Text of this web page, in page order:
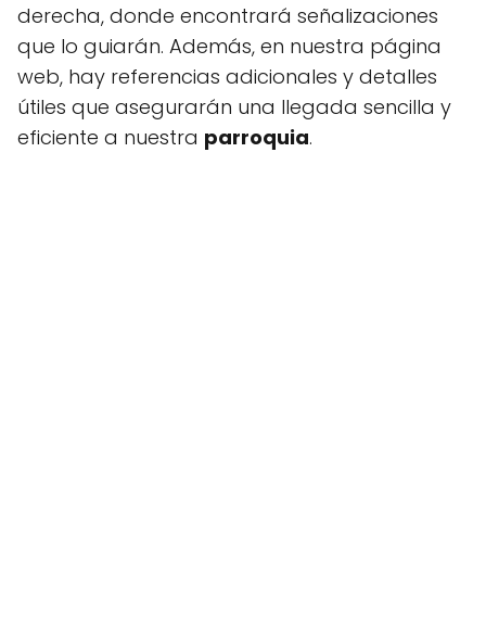
derecha, donde encontrará señalizaciones
que lo guiarán. Además, en nuestra página
web, hay referencias adicionales y detalles
útiles que asegurarán una llegada sencilla y
eficiente a nuestra parroquia.